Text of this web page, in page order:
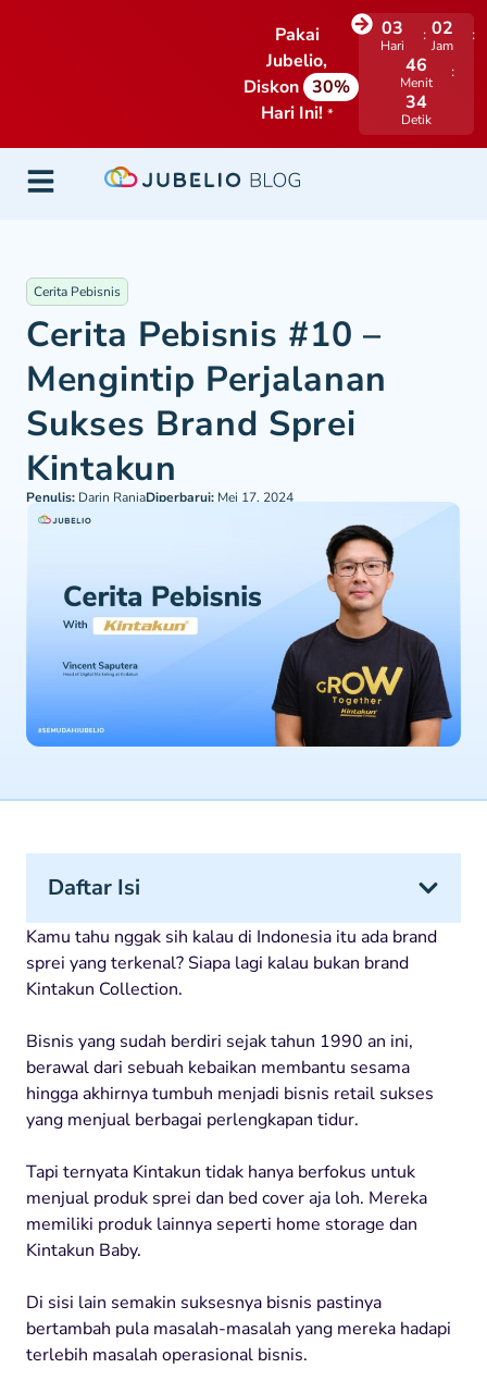
Pakai
Jubelio,
Diskon 30%
Hari Ini! *
03
Hari
02
Jam
46
Menit
33
Detik
Cerita Pebisnis
Cerita Pebisnis #10 –
Mengintip Perjalanan
Sukses Brand Sprei
Kintakun
Penulis: Darin RaniaDiperbarui: Mei 17, 2024
Kamu tahu nggak sih kalau di Indonesia itu ada brand
sprei yang terkenal? Siapa lagi kalau bukan brand
Kintakun Collection.
Bisnis yang sudah berdiri sejak tahun 1990 an ini,
berawal dari sebuah kebaikan membantu sesama
hingga akhirnya tumbuh menjadi bisnis retail sukses
yang menjual berbagai perlengkapan tidur.
Tapi ternyata Kintakun tidak hanya berfokus untuk
menjual produk sprei dan bed cover aja loh. Mereka
memiliki produk lainnya seperti home storage dan
Kintakun Baby.
Di sisi lain semakin suksesnya bisnis pastinya
bertambah pula masalah-masalah yang mereka hadapi
terlebih masalah operasional bisnis.
Daftar Isi